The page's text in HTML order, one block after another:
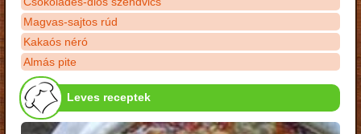
Magvas-sajtos rúd
Kakaós néró
Almás pite
Leves receptek